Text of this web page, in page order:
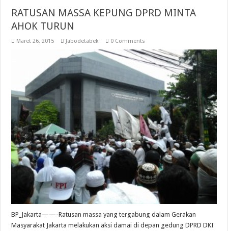
RATUSAN MASSA KEPUNG DPRD MINTA
AHOK TURUN
Maret 26, 2015 Jabodetabek 0 Comments
BP_Jakarta——-Ratusan massa yang tergabung dalam Gerakan
Masyarakat Jakarta melakukan aksi damai di depan gedung DPRD DKI